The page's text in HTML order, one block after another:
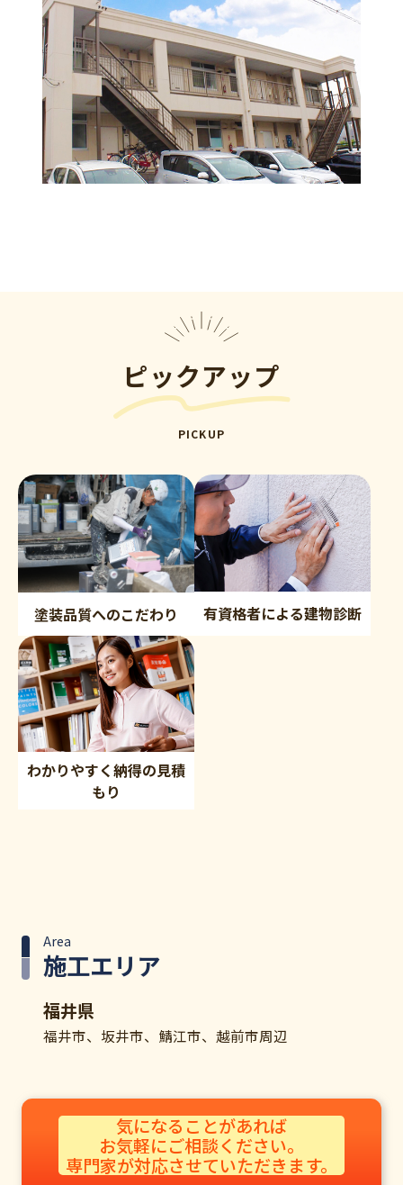
ピックアップ
PICKUP
塗装品質へのこだわり 有資格者による建物診断
わかりやすく納得の見積
もり
施工エリア
Area
福井県
福井市、坂井市、鯖江市、越前市周辺
気になることがあれば
お気軽にご相談ください。​
専門家が対応させていただきます。​